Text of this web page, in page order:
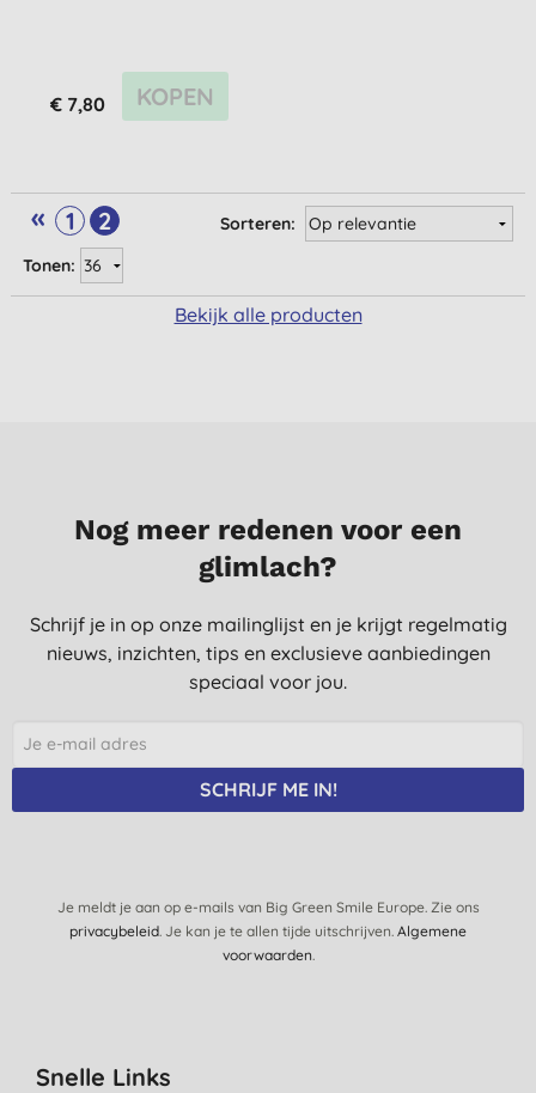
€ 7,80 KOPEN
« 1 2
Sorteren:
Tonen:
Bekijk alle producten
Nog meer redenen voor een
glimlach?
Schrijf je in op onze mailinglijst en je krijgt regelmatig
nieuws, inzichten, tips en exclusieve aanbiedingen
speciaal voor jou.
SCHRIJF ME IN!
Je meldt je aan op e-mails van Big Green Smile Europe. Zie ons
privacybeleid. Je kan je te allen tijde uitschrijven. Algemene
voorwaarden.
Snelle Links